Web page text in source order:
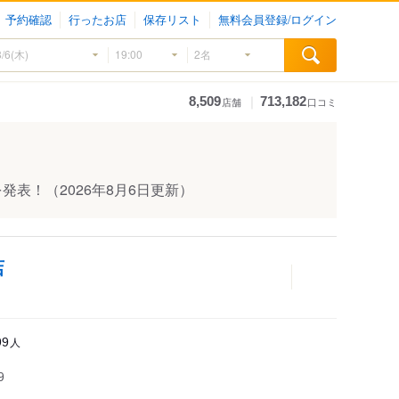
予約確認 行ったお店 保存リスト 無料会員登録/ログイン
8,509店舗 713,182口コミ
表！ （2026年8月6日更新）
人